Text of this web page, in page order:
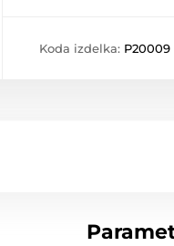
Koda izdelka: P20009